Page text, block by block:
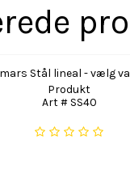
Stål lineal - vælg
Produkt
Art # SS40